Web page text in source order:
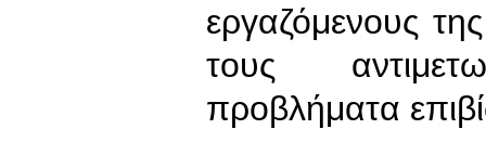
εργαζόμενους
τους
προβλήματα